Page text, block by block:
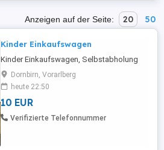
Anzeigen auf der Seite: 20 50
Kinder Einkaufswagen
Kinder Einkaufswagen, Selbstabholung
Dornbirn, Vorarlberg
heute 22:50
10 EUR
Verifizierte Telefonnummer